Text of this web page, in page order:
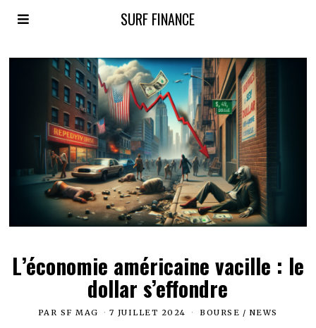
SURF FINANCE
L’économie américaine vacille : le
dollar s’effondre
PAR SF MAG 7 JUILLET 2024 BOURSE / NEWS